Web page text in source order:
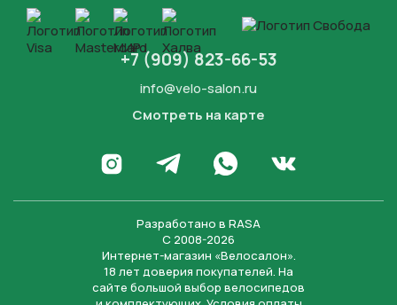
+7 (909) 823-66-53
info@velo-salon.ru
Смотреть на карте
Перейти в Инстаграм
Написать в Телеграм
Написать в WhatsApp
Перейти во
Разработано в RASA
С 2008-2026
Интернет-магазин «Велосалон».
18 лет доверия покупателей. На
сайте большой выбор велосипедов